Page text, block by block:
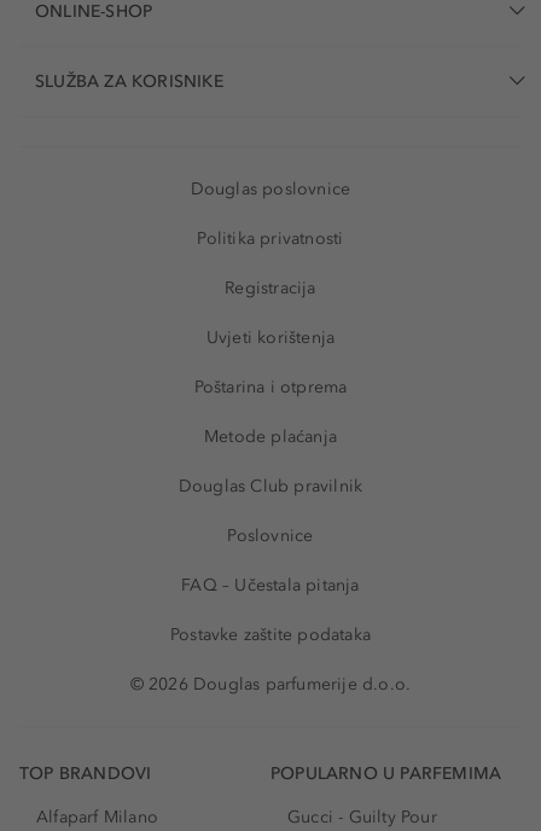
ONLINE-SHOP
SLUŽBA ZA KORISNIKE
Douglas poslovnice
Politika privatnosti
Registracija
Uvjeti korištenja
Poštarina i otprema
Metode plaćanja
Douglas Club pravilnik
Poslovnice
FAQ – Učestala pitanja
Postavke zaštite podataka
© 2026 Douglas parfumerije d.o.o.
TOP BRANDOVI
Alfaparf Milano
POPULARNO U PARFEMIMA
Gucci - Guilty Pour